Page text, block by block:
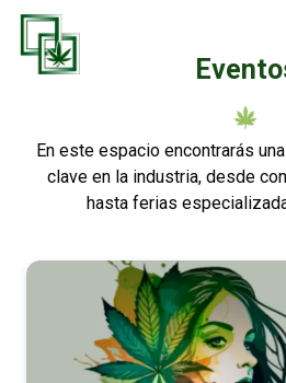
En este espacio encontrarás
clave en la industria, desde
hasta ferias